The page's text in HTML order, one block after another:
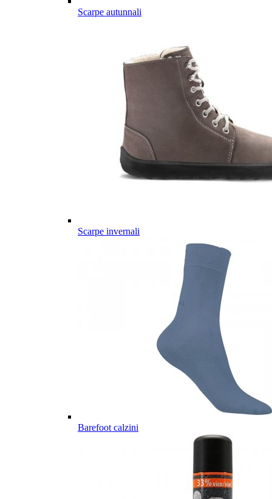
Scarpe autunnali
Scarpe invernali
Barefoot calzini